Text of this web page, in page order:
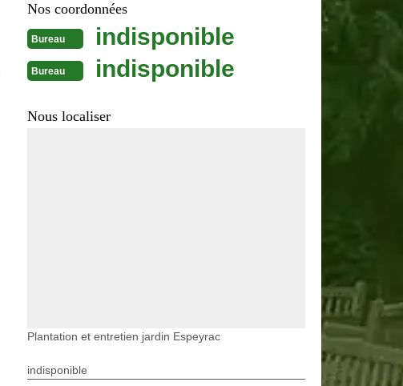
Nos coordonnées
Bureau indisponible
Bureau indisponible
Nous localiser
Plantation et entretien jardin Espeyrac
indisponible